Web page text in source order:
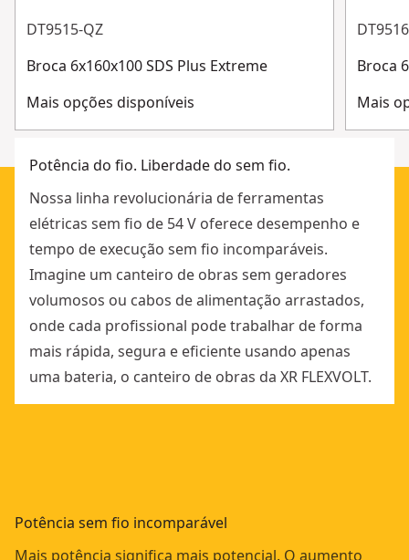
DT9515-QZ
Broca 6x160x100 SDS Plus Extreme
Mais opções disponíveis
Broca
Mais
Potência do fio. Liberdade do sem fio.
Nossa linha revolucionária de ferramentas
elétricas sem fio de 54 V oferece desempenho e
tempo de execução sem fio incomparáveis.
Imagine um canteiro de obras sem geradores
volumosos ou cabos de alimentação arrastados,
onde cada profissional pode trabalhar de forma
mais rápida, segura e eficiente usando apenas
uma bateria, o canteiro de obras da XR FLEXVOLT.
Potência sem fio incomparável
Mais potência significa mais potencial. O aumento